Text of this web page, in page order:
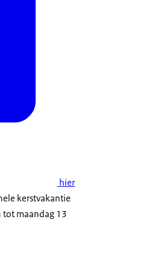
hier
kerstvakantie
tot maandag 13